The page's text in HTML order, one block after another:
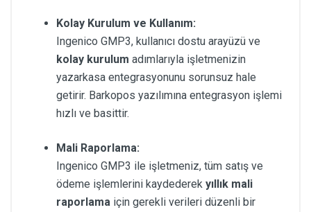
Kolay Kurulum ve Kullanım:
Ingenico GMP3, kullanıcı dostu arayüzü ve
kolay kurulum adımlarıyla işletmenizin
yazarkasa entegrasyonunu sorunsuz hale
getirir. Barkopos yazılımına entegrasyon işlemi
hızlı ve basittir.
Mali Raporlama:
Ingenico GMP3 ile işletmeniz, tüm satış ve
ödeme işlemlerini kaydederek yıllık mali
raporlama için gerekli verileri düzenli bir